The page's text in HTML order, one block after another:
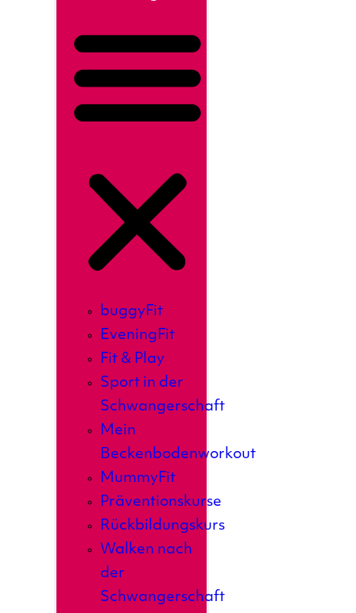
buggyFit
EveningFit
Fit & Play
Sport in der
Schwangerschaft
Mein
Beckenbodenworkout
MummyFit
Präventionskurse
Rückbildungskurs
Walken nach
der
Schwangerschaft